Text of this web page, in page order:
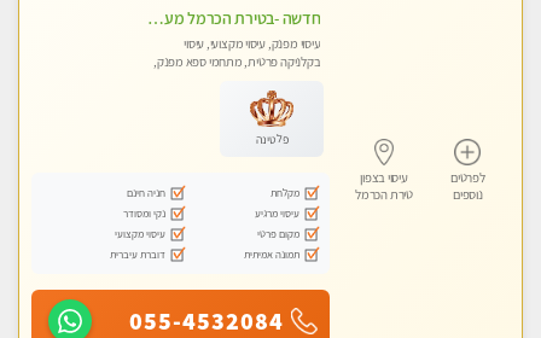
לפרטים
נוספים
עיסוי בצפון
טירת הכרמל
חדשה -בטירת הכרמל מעסה איכותית מפנקת ומקצועית עיסוי חלומי ..... בקריות
עיסוי מפנק, עיסוי מקצועי, עיסוי
בקלניקה פרטית, מתחמי ספא מפנק,
פלטינה
מקלחת
חניה חינם
עיסוי מרגיע
נקי ומסודר
מקום פרטי
עיסוי מקצועי
תמונה אמיתית
דוברת עיברית
055-4532084